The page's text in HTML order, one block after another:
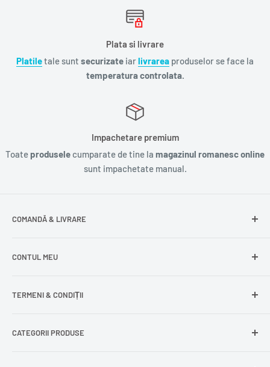
Plata si livrare
Platiletale sunt securizate iarlivrarea produselor se face la
temperatura controlata.
Impachetare premium
Toate produsele cumparate de tine la magazinul romanesc online
sunt impachetate manual.
COMANDĂ & LIVRARE
Livrare gratuită
CONTUL MEU
Comenzile mele
Cont nou
TERMENI & CONDIȚII
Politica de returnare
CATEGORII PRODUSE